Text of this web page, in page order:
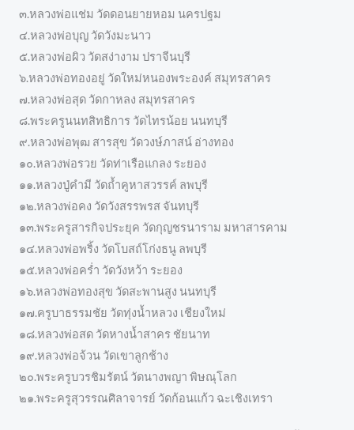
๓.หลวงพ่อแช่ม วัดดอนยายหอม นครปฐม
๔.หลวงพ่อบุญ วัดวังมะนาว
๕.หลวงพ่อผิว วัดสง่างาม ปราจีนบุรี
๖.หลวงพ่อทองอยู่ วัดใหม่หนองพระองค์ สมุทรสาคร
๗.หลวงพ่อสุด วัดกาหลง สมุทรสาคร
๘.พระครูนนทสิทธิการ วัดไทรน้อย นนทบุรี
๙.หลวงพ่อพุฒ สารสุข วัดวงษ์ภาสน์ อ่างทอง
๑๐.หลวงพ่อรวย วัดท่าเรือแกลง ระยอง
๑๑.หลวงปู่คำมี วัดถ้ำคูหาสวรรค์ ลพบุรี
๑๒.หลวงพ่อคง วัดวังสรรพรส จันทบุรี
๑๓.พระครูสารกิจประยุค วัดกุญชรนาราม มหาสารคาม
๑๔.หลวงพ่อพริ้ง วัดโบสถ์โก่งธนู ลพบุรี
๑๕.หลวงพ่อคร่ำ วัดวังหว้า ระยอง
๑๖.หลวงพ่อทองสุข วัดสะพานสูง นนทบุรี
๑๗.ครูบาธรรมชัย วัดทุ่งน้ำหลวง เชียงใหม่
๑๘.หลวงพ่อสด วัดหางน้ำสาคร ชัยนาท
๑๙.หลวงพ่อจ้วน วัดเขาลูกช้าง
๒๐.พระครูบวรชิมรัตน์ วัดนางพญา พิษณุโลก
๒๑.พระครูสุวรรณศิลาจารย์ วัดก้อนแก้ว ฉะเชิงเทรา